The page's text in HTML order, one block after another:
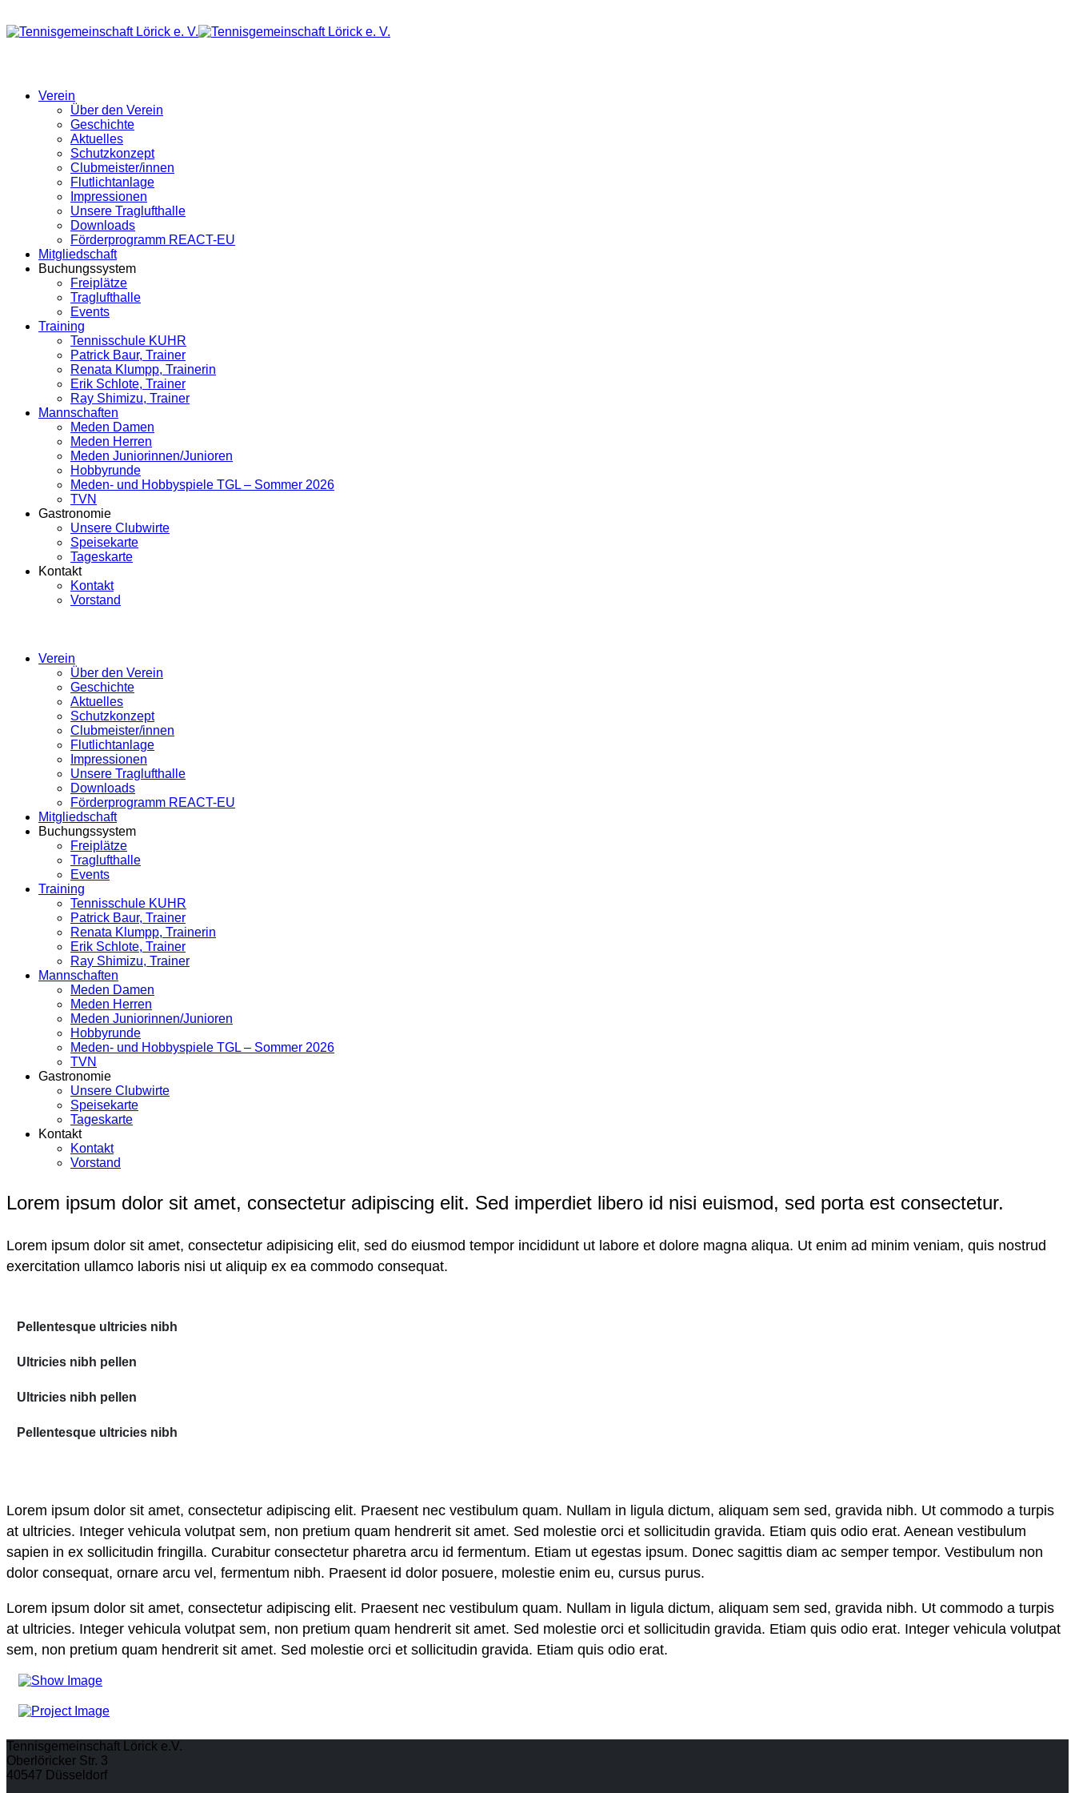
Verein
Über den Verein
Geschichte
Aktuelles
Schutzkonzept
Clubmeister/innen
Flutlichtanlage
Impressionen
Unsere Traglufthalle
Downloads
Förderprogramm REACT-EU
Mitgliedschaft
Buchungssystem
Freiplätze
Traglufthalle
Events
Training
Tennisschule KUHR
Patrick Baur, Trainer
Renata Klumpp, Trainerin
Erik Schlote, Trainer
Ray Shimizu, Trainer
Mannschaften
Meden Damen
Meden Herren
Meden Juniorinnen/Junioren
Hobbyrunde
Meden- und Hobbyspiele TGL – Sommer 2026
TVN
Gastronomie
Unsere Clubwirte
Speisekarte
Tageskarte
Kontakt
Kontakt
Vorstand
Verein
Über den Verein
Geschichte
Aktuelles
Schutzkonzept
Clubmeister/innen
Flutlichtanlage
Impressionen
Unsere Traglufthalle
Downloads
Förderprogramm REACT-EU
Mitgliedschaft
Buchungssystem
Freiplätze
Traglufthalle
Events
Training
Tennisschule KUHR
Patrick Baur, Trainer
Renata Klumpp, Trainerin
Erik Schlote, Trainer
Ray Shimizu, Trainer
Mannschaften
Meden Damen
Meden Herren
Meden Juniorinnen/Junioren
Hobbyrunde
Meden- und Hobbyspiele TGL – Sommer 2026
TVN
Gastronomie
Unsere Clubwirte
Speisekarte
Tageskarte
Kontakt
Kontakt
Vorstand
Lorem ipsum dolor sit amet, consectetur adipiscing elit. Sed imperdiet libero id nisi euismod, sed porta est consectetur.
Lorem ipsum dolor sit amet, consectetur adipisicing elit, sed do eiusmod tempor incididunt ut labore et dolore magna aliqua. Ut enim ad minim veniam, quis nostrud
exercitation ullamco laboris nisi ut aliquip ex ea commodo consequat.
Pellentesque ultricies nibh
Ultricies nibh pellen
Ultricies nibh pellen
Pellentesque ultricies nibh
Lorem ipsum dolor sit amet, consectetur adipiscing elit. Praesent nec vestibulum quam. Nullam in ligula dictum, aliquam sem sed, gravida nibh. Ut commodo a turpis
at ultricies. Integer vehicula volutpat sem, non pretium quam hendrerit sit amet. Sed molestie orci et sollicitudin gravida. Etiam quis odio erat. Aenean vestibulum
sapien in ex sollicitudin fringilla. Curabitur consectetur pharetra arcu id fermentum. Etiam ut egestas ipsum. Donec sagittis diam ac semper tempor. Vestibulum non
dolor consequat, ornare arcu vel, fermentum nibh. Praesent id dolor posuere, molestie enim eu, cursus purus.
Lorem ipsum dolor sit amet, consectetur adipiscing elit. Praesent nec vestibulum quam. Nullam in ligula dictum, aliquam sem sed, gravida nibh. Ut commodo a turpis
at ultricies. Integer vehicula volutpat sem, non pretium quam hendrerit sit amet. Sed molestie orci et sollicitudin gravida. Etiam quis odio erat. Integer vehicula volutpat
sem, non pretium quam hendrerit sit amet. Sed molestie orci et sollicitudin gravida. Etiam quis odio erat.
Tennisgemeinschaft Lörick e.V.
Oberlöricker Str. 3
40547 Düsseldorf